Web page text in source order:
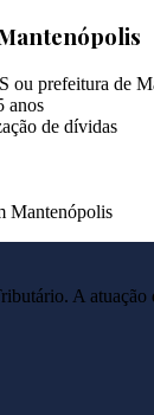
ou prefeitura de
anos
de dívidas
Mantenópolis
A atuação